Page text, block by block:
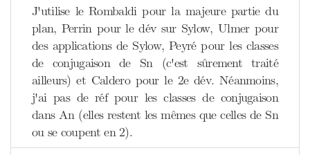
J'utilise le Rombaldi pour la majeure partie du
plan, Perrin pour le dév sur Sylow, Ulmer pour
des applications de Sylow, Peyré pour les classes
de conjugaison de Sn (c'est sûrement traité
ailleurs) et Caldero pour le 2e dév. Néanmoins,
j'ai pas de réf pour les classes de conjugaison
dans An (elles restent les mêmes que celles de Sn
ou se coupent en 2).